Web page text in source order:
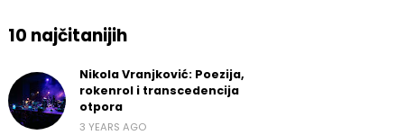
10 najčitanijih
Nikola Vranjković: Poezija,
rokenrol i transcedencija
otpora
3 YEARS AGO